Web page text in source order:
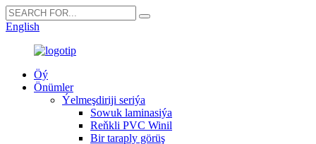
English
Öý
Önümler
Ýelmeşdiriji seriýa
Sowuk laminasiýa
Reňkli PVC Winil
Bir taraply görüş